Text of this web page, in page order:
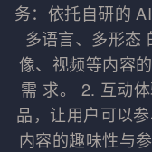
务：依托自研的
多语言、多形态
像、视频等内容
需 求。 2. 互动
品，让用户可以
内容的趣味性与